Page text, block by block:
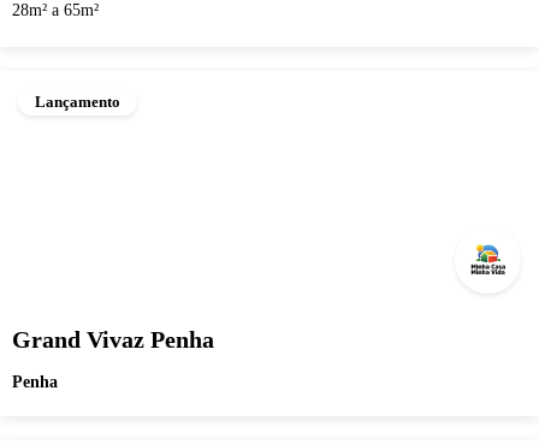
28m² a 65m²
Lançamento
Grand Vivaz Penha
Penha